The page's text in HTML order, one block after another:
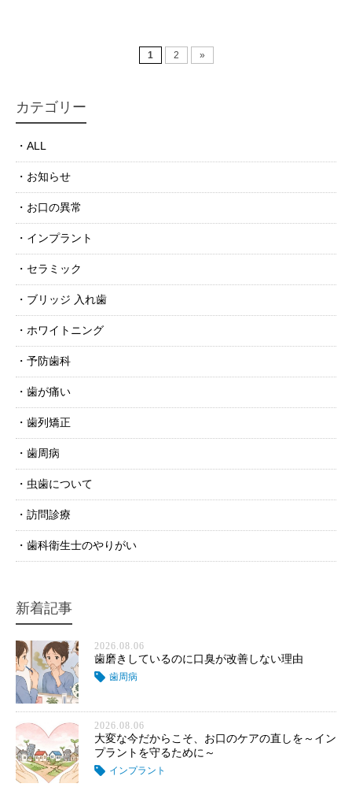
1 2 »
カテゴリー
ALL
お知らせ
お口の異常
インプラント
セラミック
ブリッジ 入れ歯
ホワイトニング
予防歯科
歯が痛い
歯列矯正
歯周病
虫歯について
訪問診療
歯科衛生士のやりがい
新着記事
2026.08.06
歯磨きしているのに口臭が改善しない理由
歯周病
2026.08.06
大変な今だからこそ、お口のケアの直しを～イン
プラントを守るために～
インプラント